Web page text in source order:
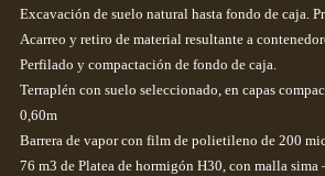
Excavación de suelo natural hasta fondo de caja.
Acarreo y retiro de material resultante a
Perfilado y compactación de fondo de caja.
Terraplén con suelo seleccionado, en capas
0,60m
Barrera de vapor con film de polietileno de 200
76 m3 de Platea de hormigón H30, con malla sima